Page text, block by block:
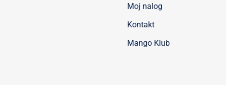
Moj nalog
Kontakt
Mango Klub